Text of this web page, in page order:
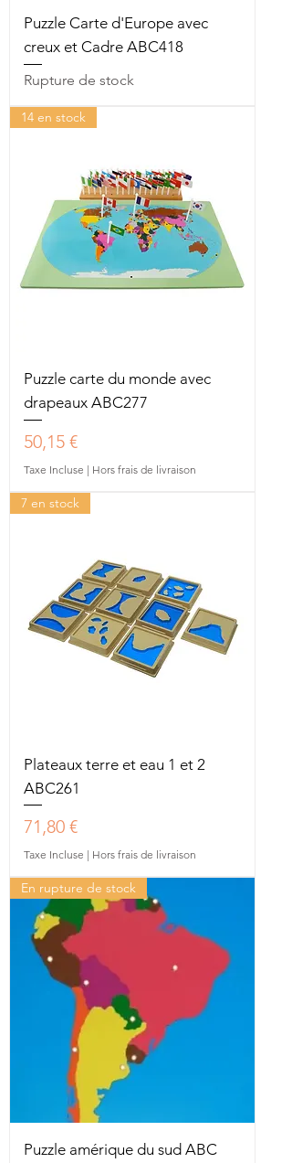
Puzzle Carte d'Europe avec
creux et Cadre ABC418
Rupture de stock
14 en stock
Puzzle carte du monde avec
drapeaux ABC277
Prix
50,15 €
Taxe Incluse | Hors frais de livraison
7 en stock
Plateaux terre et eau 1 et 2
ABC261
Prix
71,80 €
Taxe Incluse | Hors frais de livraison
En rupture de stock
Puzzle amérique du sud ABC